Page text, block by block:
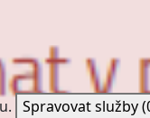
Spravovat služby